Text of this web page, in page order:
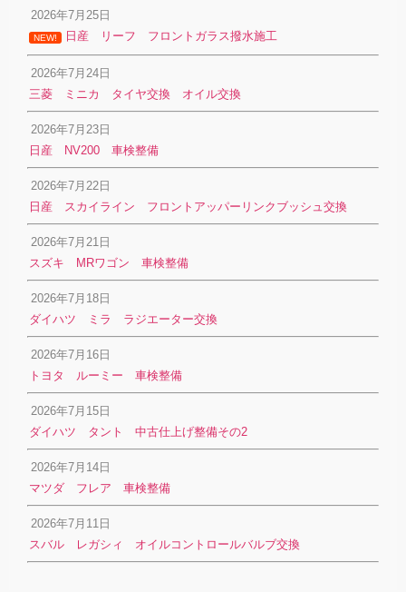
2026年7月25日
NEW! 日産 リーフ フロントガラス撥水施工
2026年7月24日
三菱 ミニカ タイヤ交換 オイル交換
2026年7月23日
日産 NV200 車検整備
2026年7月22日
日産 スカイライン フロントアッパーリンクブッシュ交換
2026年7月21日
スズキ MRワゴン 車検整備
2026年7月18日
ダイハツ ミラ ラジエーター交換
2026年7月16日
トヨタ ルーミー 車検整備
2026年7月15日
ダイハツ タント 中古仕上げ整備その2
2026年7月14日
マツダ フレア 車検整備
2026年7月11日
スバル レガシィ オイルコントロールバルブ交換